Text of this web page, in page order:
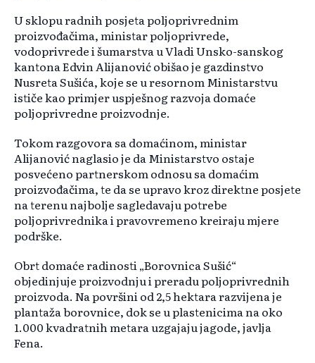
U sklopu radnih posjeta poljoprivrednim
proizvođačima, ministar poljoprivrede,
vodoprivrede i šumarstva u Vladi Unsko-sanskog
kantona Edvin Alijanović obišao je gazdinstvo
Nusreta Sušića, koje se u resornom Ministarstvu
ističe kao primjer uspješnog razvoja domaće
poljoprivredne proizvodnje.
Tokom razgovora sa domaćinom, ministar
Alijanović naglasio je da Ministarstvo ostaje
posvećeno partnerskom odnosu sa domaćim
proizvođačima, te da se upravo kroz direktne posjete
na terenu najbolje sagledavaju potrebe
poljoprivrednika i pravovremeno kreiraju mjere
podrške.
Obrt domaće radinosti „Borovnica Sušić“
objedinjuje proizvodnju i preradu poljoprivrednih
proizvoda. Na površini od 2,5 hektara razvijena je
plantaža borovnice, dok se u plastenicima na oko
1.000 kvadratnih metara uzgajaju jagode, javlja
Fena.